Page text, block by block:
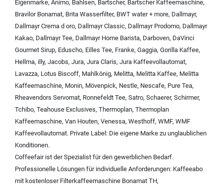
Eigenmarke, Animo, Bahlsen, Bartscher, Bartscher Kaffeemaschine,
Bravilor Bonamat, Brita Wasserfilter, BWT water + more, Dallmayr,
Dallmayr Crema d oro, Dallmayr Classic, Dallmayr Prodomo, Dallmayr
Kakao, Dallmayr Tee, Dallmayr Home Barista, Darboven, DaVinci
Gourmet Sirup, Eduscho, Eilles Tee, Franke, Gaggia, Gorilla Kaffee,
Hellma, illy, Jacobs, Jura, Jura Claris, Jura Kaffeevollautomat,
Lavazza, Lotus Biscoff, Mahlkönig, Melitta, Melitta Kaffee, Melitta
Kaffeemaschine, Monin, Mövenpick, Nestle, Nescafe, Pure Tea,
Rheavendors Servomat, Ronnefeldt Tee, Satro, Schaerer, Schirmer,
Tchibo, Teahouse Exclusives, Thermoplan, Thermoplan
Kaffeemaschine, Van Houten, Venessa, Westhoff, WMF, WMF
Kaffeevollautomat. Private Label: Die eigene Marke zu unglaublichen
Konditionen.
Coffeefair ist der Spezialist für den gewerblichen Bedarf.
Professionelle Lösungen für individuelle Anforderungen: Kaffeeabo
mit kostenloser Filterkaffeemaschine Bonamat TH,